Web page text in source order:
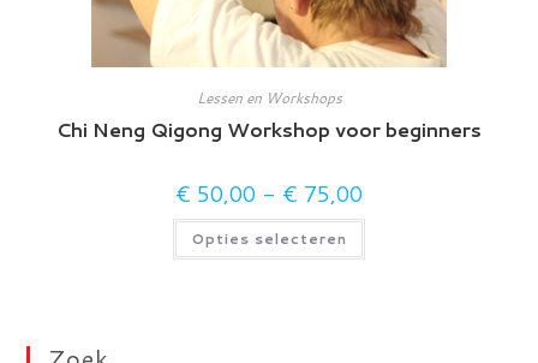
Lessen en Workshops
Chi Neng Qigong Workshop voor beginners
€ 50,00 - € 75,00
tot
Opties selecteren
Dit
heeft